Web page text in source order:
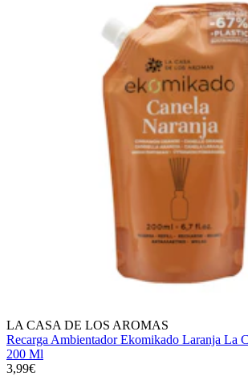
LA CASA DE LOS AROMAS
Recarga Ambientador Ekomikado Laranja La
200 Ml
3,99€